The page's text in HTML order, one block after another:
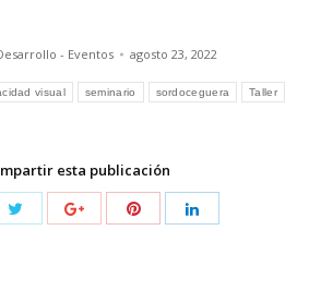
- Eventos agosto 23, 2022
visual seminario sordoceguera Taller
esta publicación